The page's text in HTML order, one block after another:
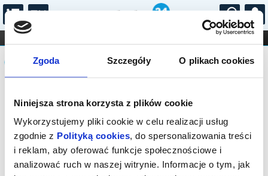
Zgoda Szczegóły O plikach cookies
Niniejsza strona korzysta z plików cookie
Wykorzystujemy pliki cookie w celu realizacji usług
zgodnie z Polityką cookies, do spersonalizowania treści
i reklam, aby oferować funkcje społecznościowe i
analizować ruch w naszej witrynie. Informacje o tym, jak
...
FILHARMONIA OPERA I BALET
STAND-UP
DLA DZIECI
Komunikat
Sprzedaż biletów on-line na wydarzenie
została zakończona.